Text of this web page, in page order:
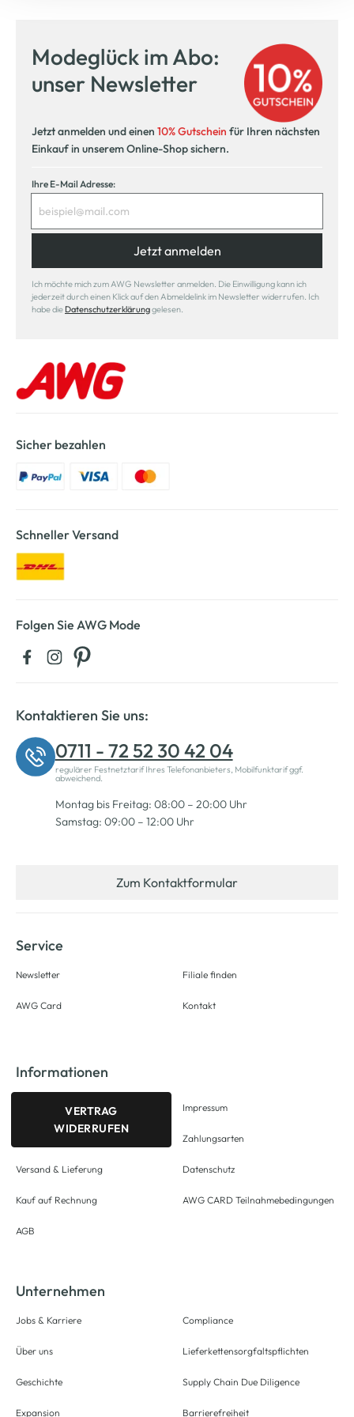
Modeglück im Abo:
unser Newsletter
Jetzt anmelden und einen 10% Gutschein für Ihren nächsten
Einkauf in unserem Online-Shop sichern.
Ihre E-Mail Adresse:
Jetzt anmelden
Ich möchte mich zum AWG Newsletter anmelden. Die Einwilligung kann ich
jederzeit durch einen Klick auf den Abmeldelink im Newsletter widerrufen. Ich
habe die Datenschutzerklärunggelesen.
Sicher bezahlen
Schneller Versand
Folgen Sie AWG Mode
Kontaktieren Sie uns:
0711 - 72 52 30 42 04
regulärer Festnetztarif Ihres Telefonanbieters, Mobilfunktarif ggf.
abweichend.
Montag bis Freitag: 08:00 – 20:00 Uhr
Samstag: 09:00 – 12:00 Uhr
Zum Kontaktformular
Service
Newsletter
AWG Card
Filiale finden
Kontakt
Informationen
VERTRAG
WIDERRUFEN
Versand & Lieferung
Kauf auf Rechnung
AGB
Impressum
Zahlungsarten
Datenschutz
AWG CARD Teilnahmebedingungen
Unternehmen
Jobs & Karriere
Über uns
Geschichte
Expansion
Compliance
Lieferkettensorgfaltspflichten
Supply Chain Due Diligence
Barrierefreiheit